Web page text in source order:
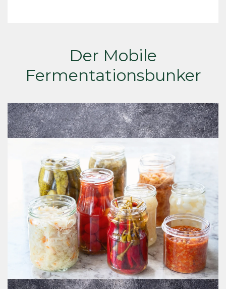
Der Mobile
Fermentationsbunker